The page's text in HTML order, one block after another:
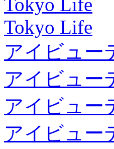
Tokyo Life
アイビュー
アイビュー
アイビュー
アイビュー